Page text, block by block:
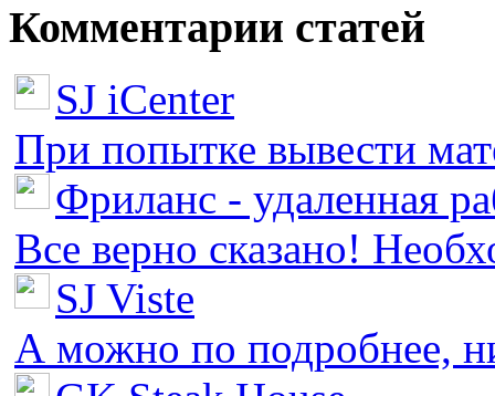
Комментарии статей
SJ iCenter
При попытке вывести
Фриланс - удаленная
Все верно сказано!
SJ Viste
А можно по подробнее,